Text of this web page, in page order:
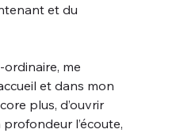
et du
me
et dans mon
plus, d’ouvrir
l’écoute,